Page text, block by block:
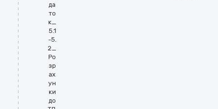
да
то
к_
5.1
-5.
2_
Ро
зр
ах
ун
ки
до